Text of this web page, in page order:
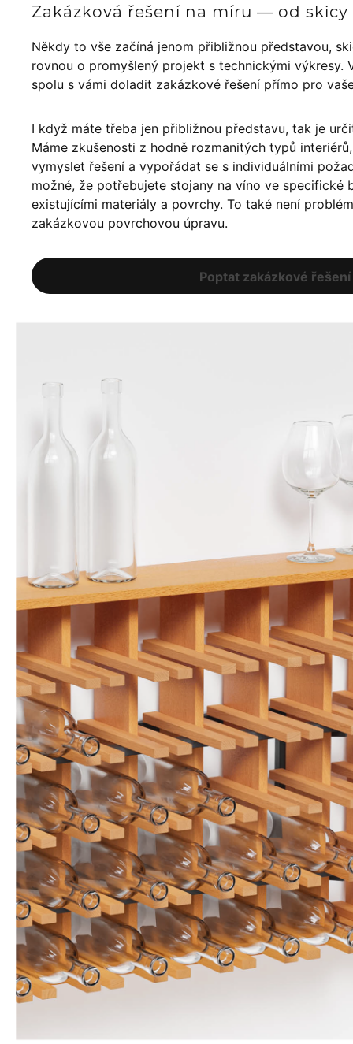
Zakázková řešení na míru — od
Někdy to vše začíná jenom přibližnou představou,
rovnou o promyšlený projekt s technickými výkresy.
spolu s vámi doladit zakázkové řešení přímo pro
I když máte třeba jen přibližnou představu, tak je
Máme zkušenosti z hodně rozmanitých typů
vymyslet řešení a vypořádat se s individuálními
možné, že potřebujete stojany na víno ve specifické
existujícími materiály a povrchy. To také není
zakázkovou povrchovou úpravu.
Poptat zakázkové řešení